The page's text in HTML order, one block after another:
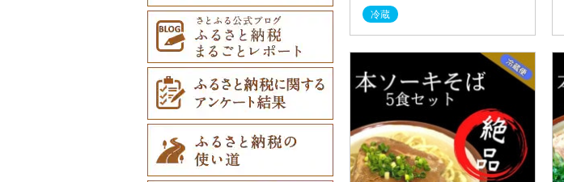
冷蔵